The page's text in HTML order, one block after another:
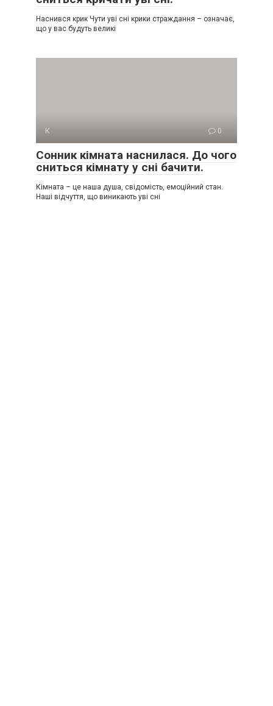
Наснився крик Чути уві сні крики страждання – означає,
що у вас будуть великі
К 0
Сонник кімната наснилася. До чого
сниться кімнату у сні бачити.
Кімната – це наша душа, свідомість, емоційний стан.
Наші відчуття, що виникають уві сні